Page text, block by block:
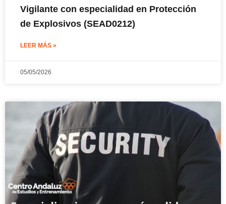
Vigilante con especialidad en Protección
de Explosivos (SEAD0212)
LEER MÁS »
05/05/2026